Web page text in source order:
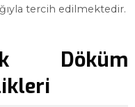
tercih edilmektedir.
Döküm